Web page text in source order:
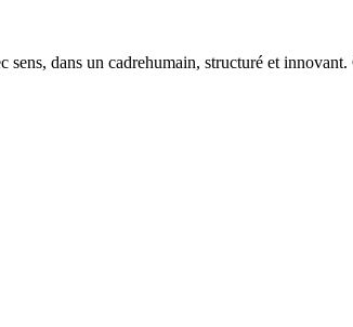
dans un cadrehumain, structuré et